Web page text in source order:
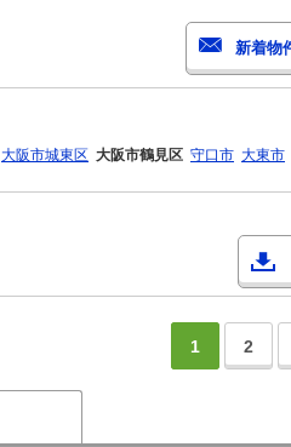
大阪市城東区 大阪市鶴見区 守口市 大東市
1 2